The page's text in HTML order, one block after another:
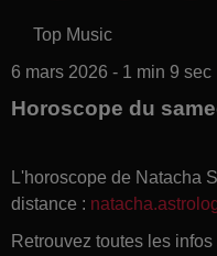
Top Music
6 mars 2026 - 1 min 9 sec
Horoscope du
L'horoscope de Natacha
distance :
Retrouvez toutes les